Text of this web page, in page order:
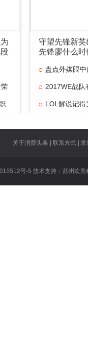
守望先锋新
先锋廖什么时
盘点外媒眼
最 2017WE战队
个 LOL解说记
胜 厂长什么时
什王者荣耀张
关于消费头条 | 联系方式 |
号-5 技术支持： 苏州欢美